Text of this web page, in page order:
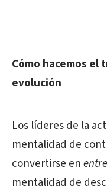
Cómo hacemos el
evolución
Los líderes de la
mentalidad de
convertirse en
mentalidad de